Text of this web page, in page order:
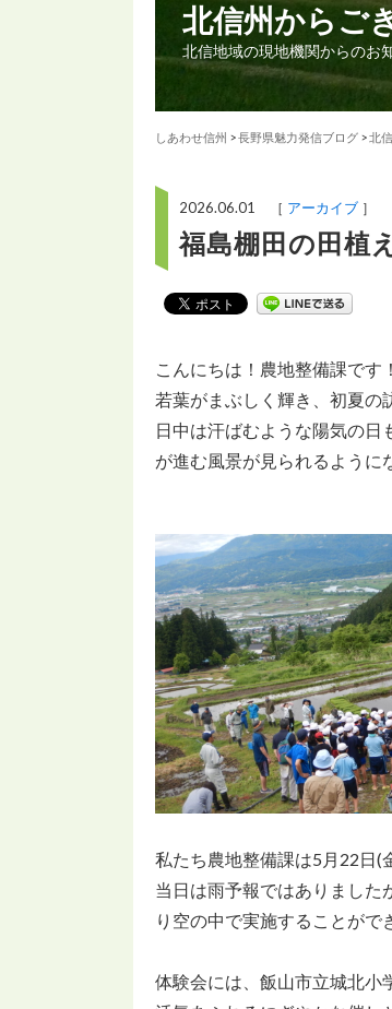
北信州からご
北信地域の現地機関からのお
しあわせ信州 >長野県魅力発信ブログ >北
2026.06.01 ［ アーカイブ ］
福島棚田の田植
こんにちは！農地整備課です！
若葉がまぶしく輝き、初夏の
日中は汗ばむような陽気の
が進む風景が見られるように
私たち農地整備課は5月22日(
当日は雨予報ではありました
り空の中で実施することがで
体験会には、飯山市立城北小